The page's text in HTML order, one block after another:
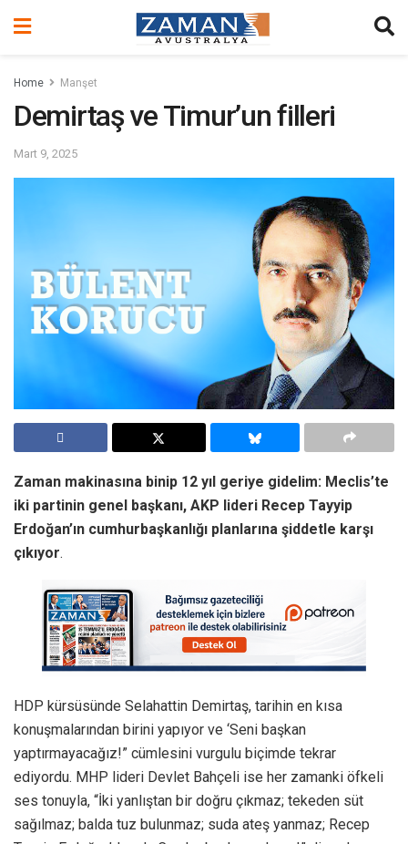
Home Manşet
Demirtaş ve Timur’un filleri
Mart 9, 2025
Zaman makinasına binip 12 yıl geriye gidelim: Meclis’te
iki partinin genel başkanı, AKP lideri Recep Tayyip
Erdoğan’ın cumhurbaşkanlığı planlarına şiddetle karşı
çıkıyor.
HDP kürsüsünde Selahattin Demirtaş, tarihin en kısa
konuşmalarından birini yapıyor ve ‘Seni başkan
yaptırmayacağız!” cümlesini vurgulu biçimde tekrar
ediyordu. MHP lideri Devlet Bahçeli ise her zamanki öfkeli
ses tonuyla, “İki yanlıştan bir doğru çıkmaz; tekeden süt
sağılmaz; balda tuz bulunmaz; suda ateş yanmaz; Recep